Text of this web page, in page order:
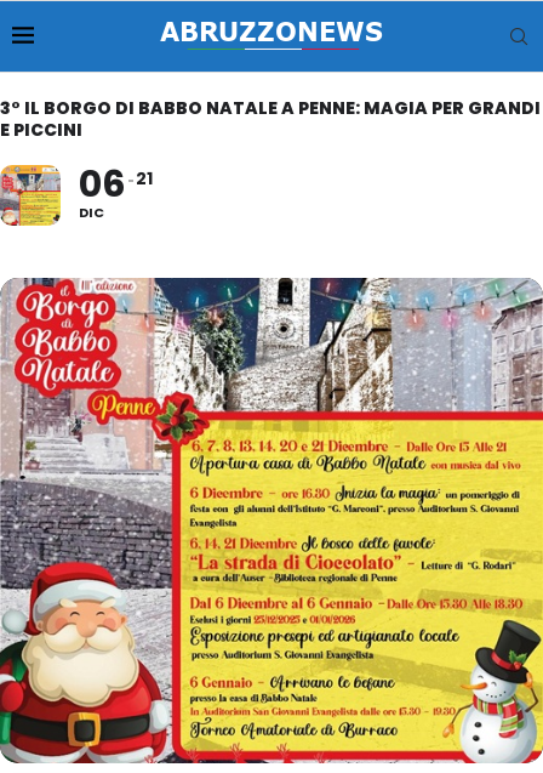
3° IL BORGO DI BABBO NATALE A PENNE: MAGIA PER GRANDI
E PICCINI
06
DIC
21